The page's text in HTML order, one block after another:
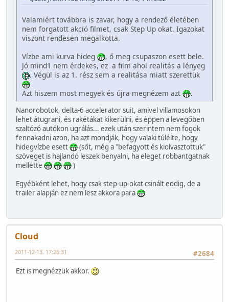
Valamiért továbbra is zavar, hogy a rendező életében
nem forgatott akció filmet, csak Step Up okat. Igazokat
viszont rendesen megalkotta.
Vízbe ami kurva hideg
, ő meg csupaszon esett bele.
Jó mind1 nem érdekes, ez a film ahol realitás a lényeg
. Végül is az 1. rész sem a realitása miatt szerettük
Azt hiszem most megyek és újra megnézem azt
.
Nanorobotok, delta-6 accelerator suit, amivel villamosokon
lehet átugrani, és rakétákat kikerülni, és éppen a levegőben
szaltózó autókon ugrálás... ezek után szerintem nem fogok
fennakadni azon, ha azt mondják, hogy valaki túlélte, hogy
hidegvízbe esett
(sőt, még a "befagyott és kiolvasztottuk"
szöveget is hajlandó leszek benyalni, ha eleget robbantgatnak
mellette
)
Egyébként lehet, hogy csak step-up-okat csinált eddig, de a
trailer alapján ez nem lesz akkora para
Cloud
#2684
2011-12-13, 17:26:31
Ezt is megnézzük akkor.